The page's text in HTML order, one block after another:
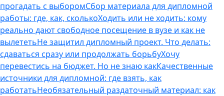
прогадать с выборомСбор материала для дипломной
работы: где, как, сколькоХодить или не ходить: кому
реально дают свободное посещение в вузе и как не
вылететьНе защитил дипломный проект. Что делать:
сдаваться сразу или продолжать борьбуХочу
перевестись на бюджет. Но не знаю какКачественные
источники для дипломной: где взять, как
работатьНеобязательный раздаточный материал: как